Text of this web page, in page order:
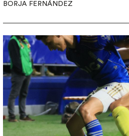
BORJA FERNÁNDEZ